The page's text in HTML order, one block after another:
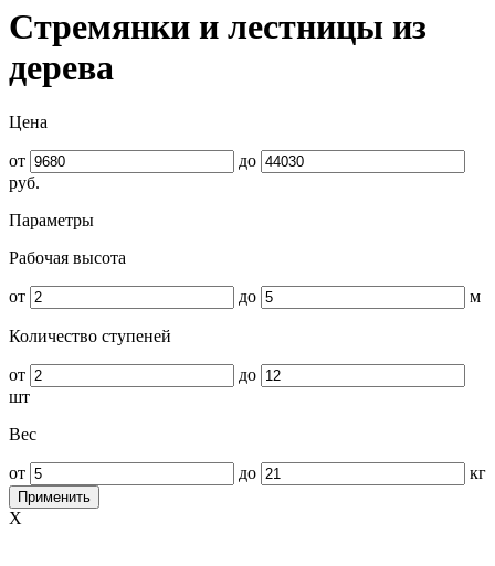
Стремянки и лестницы из
дерева
Цена
от
до
руб.
Параметры
Рабочая высота
от до м
Количество ступеней
от
до
шт
Вес
от до кг
Применить
X